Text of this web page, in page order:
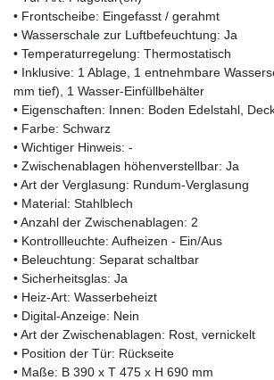
• Frontscheibe: Eingefasst / gerahmt
• Wasserschale zur Luftbefeuchtung: Ja
• Temperaturregelung: Thermostatisch
• Inklusive: 1 Ablage, 1 entnehmbare
mm tief), 1 Wasser-Einfüllbehälter
• Eigenschaften: Innen: Boden Edelstahl,
• Farbe: Schwarz
• Wichtiger Hinweis: -
• Zwischenablagen höhenverstellbar: Ja
• Art der Verglasung: Rundum-Verglasung
• Material: Stahlblech
• Anzahl der Zwischenablagen: 2
• Kontrollleuchte: Aufheizen - Ein/Aus
• Beleuchtung: Separat schaltbar
• Sicherheitsglas: Ja
• Heiz-Art: Wasserbeheizt
• Digital-Anzeige: Nein
• Art der Zwischenablagen: Rost, vernickelt
• Position der Tür: Rückseite
• Maße: B 390 x T 475 x H 690 mm